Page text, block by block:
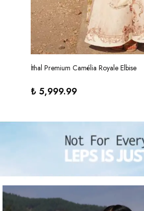
İthal Premium Camélia Royale Elbise
₺ 5,999.99